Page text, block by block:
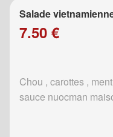
Salade
7.50 €
Chou , carottes ,
sauce nuocman